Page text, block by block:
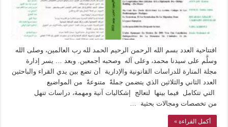
افتتاحية العدد بسم الله الرحمن الرحيم الحمد لله رب العالمين، وصلى الله
وسلَّم على سيدنا محمد، وعلى آله وصحبه أجمعين. وبعد … يسر إدارة
مجلة المنارة للدراسات القانونية والإدارية أن تضع بين يدي القراء والباحثين
العدد الثاني والثلاثين الذي يتضمن جملةً متنوعةً من المواضيع
التي تتكامل فيما بينها لتعالج إشكاليات آنية ومهمة، دراسات تنهل
من تخصصات ومجالات بحثية …
أكمل القراءة »